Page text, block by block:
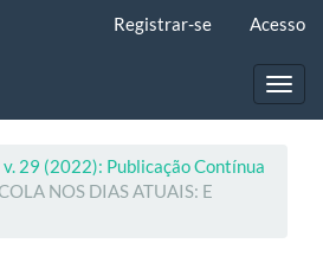
Registrar-se Acesso
v. 29 (2022): Publicação Contínua
NOS DIAS ATUAIS: E